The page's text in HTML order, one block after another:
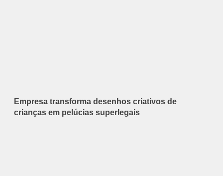
Empresa transforma desenhos criativos de
crianças em pelúcias superlegais